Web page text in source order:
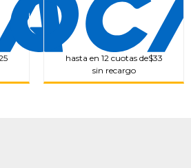
hasta en 12 cuotas de$33
sin recargo